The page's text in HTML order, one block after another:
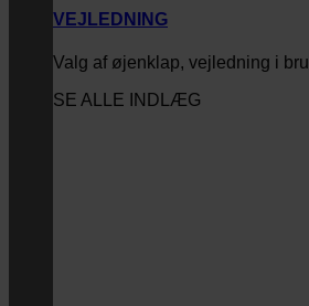
VEJLEDNING
Valg af øjenklap, vejledning i
SE ALLE INDLÆG